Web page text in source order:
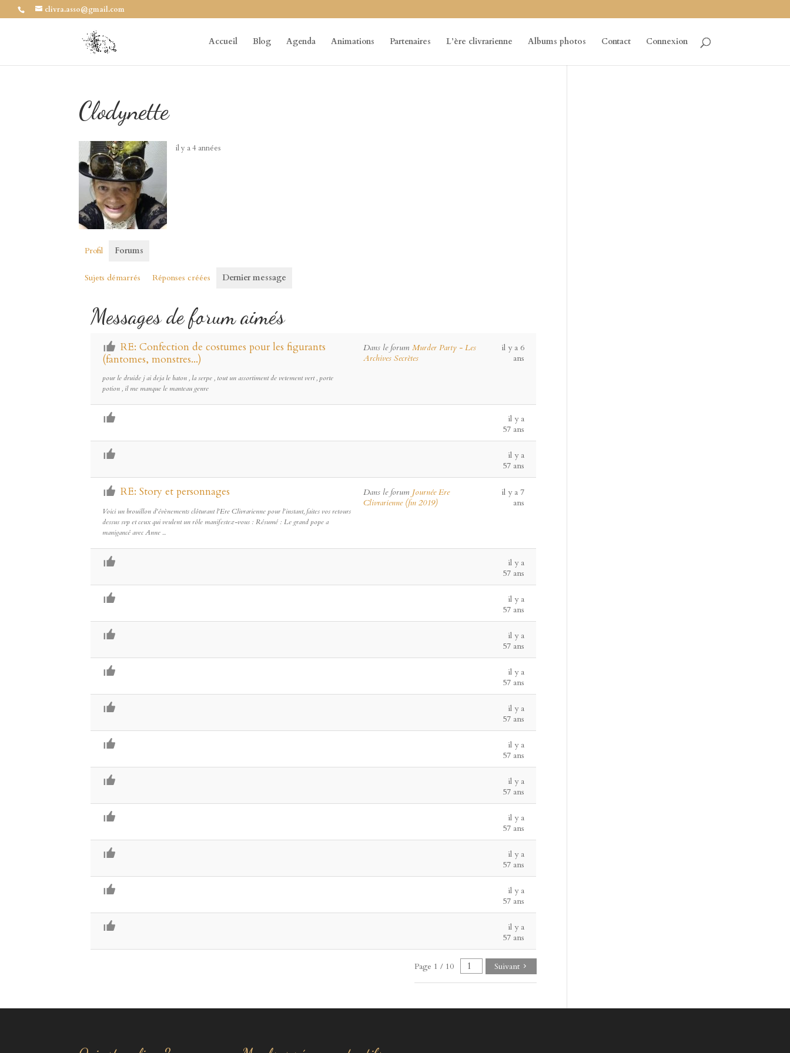
clivra.asso@gmail.com
Accueil Blog Agenda Animations Partenaires L’ère clivrarienne Albums photos Contact Connexion
Clodynette
il y a 4 années
Profil Forums
Sujets démarrés Réponses créées Dernier message
Messages de forum aimés
RE: Confection de costumes pour les figurants
(fantomes, monstres...)
pour le druide j ai deja le baton , la serpe , tout un assortiment de vetement vert , porte
potion , il me manque le manteau genre
Dans le forum Murder Party - Les
Archives Secrètes
il y a 6
ans
il y a
57 ans
il y a
57 ans
RE: Story et personnages
Voici un brouillon d'évènements clôturant l'Ere Clivrarienne pour l'instant, faites vos retours
dessus svp et ceux qui veulent un rôle manifestez-vous : Résumé : Le grand pope a
manigancé avec Anne ...
Dans le forum Journée Ere
Clivrarienne (fin 2019)
il y a 7
ans
il y a
57 ans
il y a
57 ans
il y a
57 ans
il y a
57 ans
il y a
57 ans
il y a
57 ans
il y a
57 ans
il y a
57 ans
il y a
57 ans
il y a
57 ans
il y a
57 ans
Page 1 / 10 Suivant